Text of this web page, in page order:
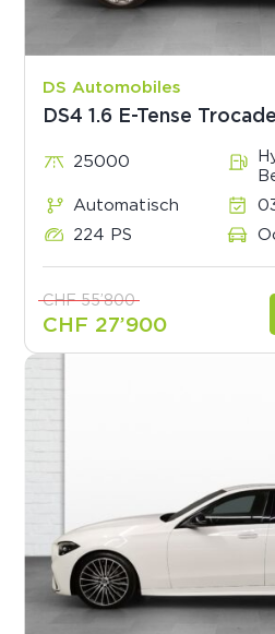
DS Automobiles
DS4 1.6 E-Tense
25000
Automatisch
224 PS
CHF 55’800
CHF 27’900